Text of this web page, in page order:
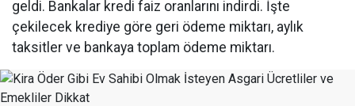
geldi. Bankalar kredi faiz oranlarını indirdi. İşte
çekilecek krediye göre geri ödeme miktarı, aylık
taksitler ve bankaya toplam ödeme miktarı.